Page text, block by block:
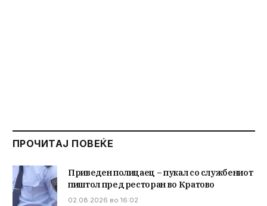
ПРОЧИТАЈ ПОВЕЌЕ
Приведен полицаец – пукал со службениот
пиштол пред ресторан во Кратово
02.08.2026 во 16:02